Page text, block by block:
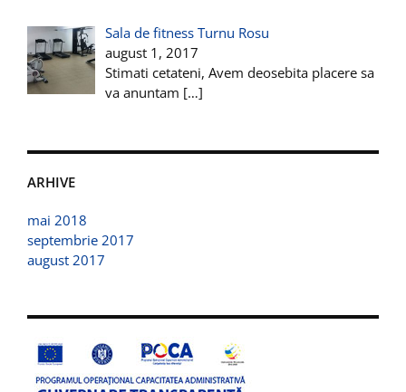
Sala de fitness Turnu Rosu
august 1, 2017
Stimati cetateni, Avem deosebita placere sa
va anuntam […]
ARHIVE
mai 2018
septembrie 2017
august 2017